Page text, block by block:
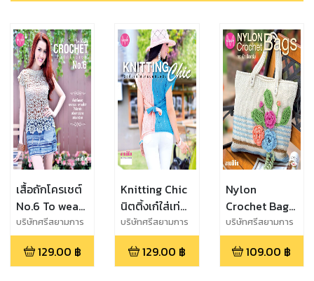
เสื้อถักโครเชต์
No.6 To wear
Crochet
บริษัทศรีสยามการ
พิมพ์ จำกัด
129.00 ฿
Knitting Chic
นิตติ้งเก๋ใส่เท่
แบบทันสมัย
บริษัทศรีสยามการ
พิมพ์ จำกัด
129.00 ฿
Nylon
Crochet Bags
- กระเป๋าเชือก
ร่ม
บริษัทศรีสยามการ
พิมพ์ จำกัด
109.00 ฿